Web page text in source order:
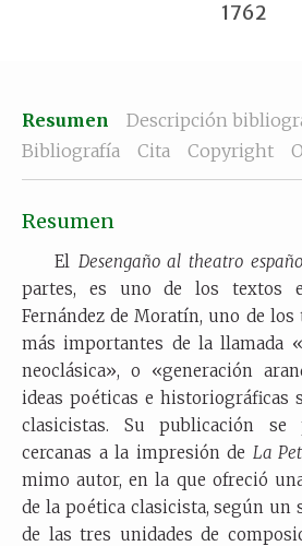
1762
Resumen Descripción
Bibliografía
Cita Copyright
Resumen
El Desengaño al theatro
partes, es uno de los textos
Fernández de Moratín, uno de
más importantes de la llamada
neoclásica», o «generación
ideas poéticas e historiográficas
clasicistas. Su publicación se
cercanas a la impresión de La
mimo autor, en la que ofreció
de la poética clasicista, según
de las tres unidades de